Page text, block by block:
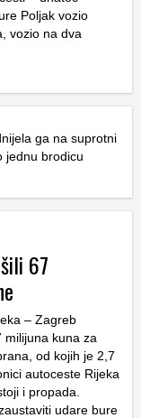
Poljak vozio
vozio na dva
ga na suprotni
jednu brodicu
67
– Zagreb
milijuna kuna za
od kojih je 2,7
autoceste Rijeka
i propada.
udare bure